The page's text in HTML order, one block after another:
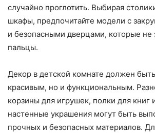
случайно проглотить. Выбирая
шкафы, предпочитайте модели с
и безопасными дверцами, которые не
пальцы.
Декор в детской комнате должен
красивым, но и функциональным.
корзины для игрушек, полки для книг
настенные украшения могут быть
прочных и безопасных материалов.